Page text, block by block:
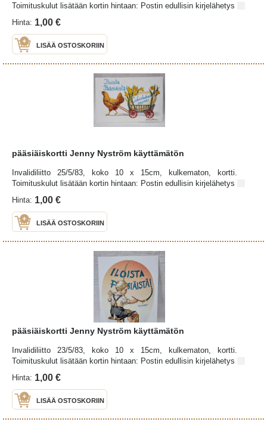
Toimituskulut lisätään kortin hintaan: Postin edullisin kirjelähetys
Hinta: 1,00 €
LISÄÄ OSTOSKORIIN
pääsiäiskortti Jenny Nyström käyttämätön
Invalidiliitto 25/5/83, koko 10 x 15cm, kulkematon, kortti.
Toimituskulut lisätään kortin hintaan: Postin edullisin kirjelähetys
Hinta: 1,00 €
LISÄÄ OSTOSKORIIN
pääsiäiskortti Jenny Nyström käyttämätön
Invalidiliitto 23/5/83, koko 10 x 15cm, kulkematon, kortti.
Toimituskulut lisätään kortin hintaan: Postin edullisin kirjelähetys
Hinta: 1,00 €
LISÄÄ OSTOSKORIIN